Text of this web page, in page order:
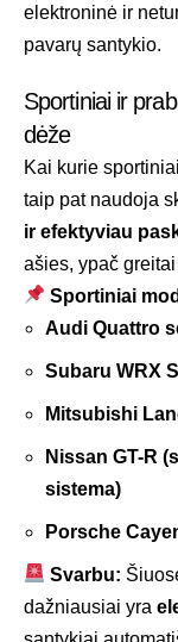
elektroninė ir
pavarų santykio.
Sportiniai ir
dėže
Kai kurie
taip pat naudoja
ir efektyviau
ašies, ypač
Sportiniai
Audi Quattro
Subaru WRX
Mitsubishi
Nissan GT-R
sistema)
Porsche
Svarbu:
dažniausiai yra